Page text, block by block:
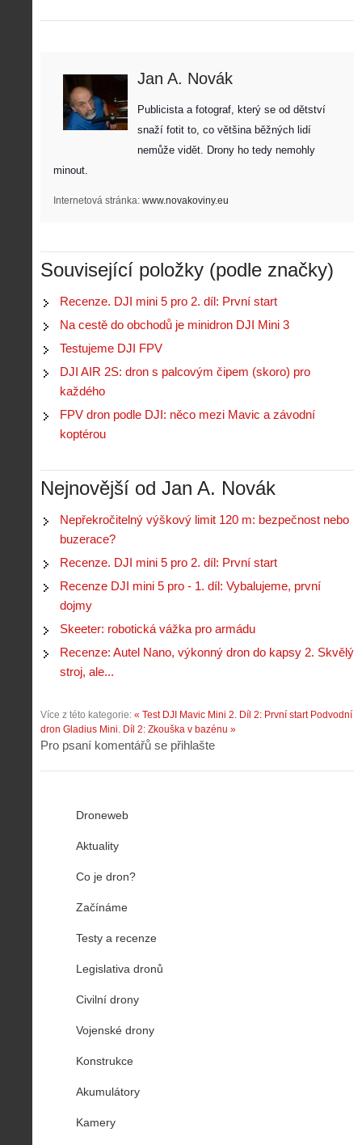
Jan A. Novák
Publicista a fotograf, který se od dětství
snaží fotit to, co většina běžných lidí
nemůže vidět. Drony ho tedy nemohly
minout.
Internetová stránka: www.novakoviny.eu
Související položky (podle značky)
Recenze. DJI mini 5 pro 2. díl: První start
Na cestě do obchodů je minidron DJI Mini 3
Testujeme DJI FPV
DJI AIR 2S: dron s palcovým čipem (skoro) pro
každého
FPV dron podle DJI: něco mezi Mavic a závodní
koptérou
Nejnovější od Jan A. Novák
Nepřekročitelný výškový limit 120 m: bezpečnost nebo
buzerace?
Recenze. DJI mini 5 pro 2. díl: První start
Recenze DJI mini 5 pro - 1. díl: Vybalujeme, první
dojmy
Skeeter: robotická vážka pro armádu
Recenze: Autel Nano, výkonný dron do kapsy 2. Skvělý
stroj, ale...
Více z této kategorie: « Test DJI Mavic Mini 2. Díl 2: První start Podvodní
dron Gladius Mini. Díl 2: Zkouška v bazénu »
Pro psaní komentářů se přihlašte
Droneweb
Aktuality
Co je dron?
Začínáme
Testy a recenze
Legislativa dronů
Civilní drony
Vojenské drony
Konstrukce
Akumulátory
Kamery